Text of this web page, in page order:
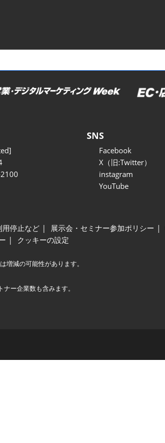
SNS
Facebook
X（旧:Twitter）
instagram
YouTube
用停止など 展示会・セミナー参加ポリシー
クッキーの設定
増減の可能性があります。
ー企業数も含みます。